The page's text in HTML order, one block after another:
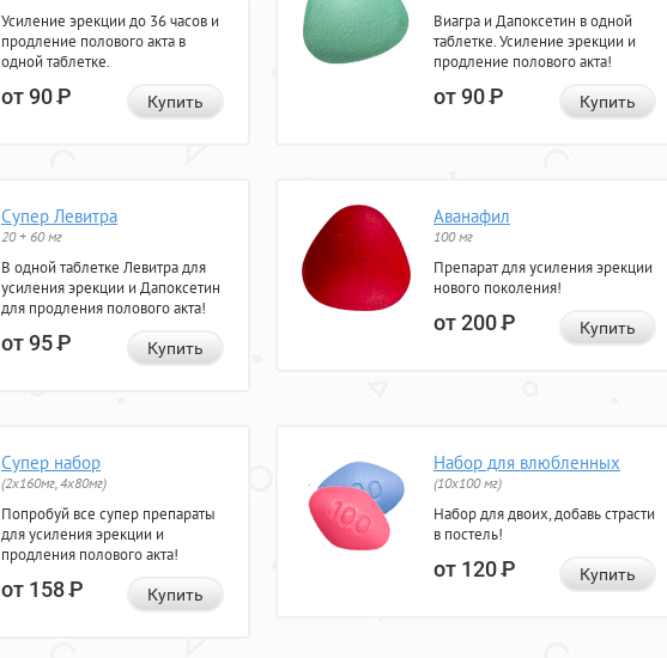
Усиление эрекции до 36 часов и
продление полового акта в
одной таблетке.
от 90Р Купить
Виагра и Дапоксетин в одной
таблетке. Усиление эрекции и
продление полового акта!
от 90Р Купить
Супер Левитра
20 + 60 мг
В одной таблетке Левитра для
усиления эрекции и Дапоксетин
для продления полового акта!
от 95Р Купить
Аванафил
100 мг
Препарат для усиления эрекции
нового поколения!
от 200Р Купить
Супер набор
(2х160мг, 4х80мг)
Попробуй все супер препараты
для усиления эрекции и
продления полового акта!
от 158Р Купить
Набор для влюбленных
(10х100 мг)
Набор для двоих, добавь страсти
в постель!
от 120Р Купить